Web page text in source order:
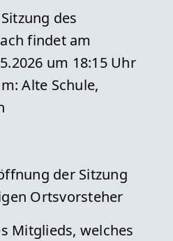
des
findet am
um 18:15 Uhr
Alte Schule,
der Sitzung
Ortsvorsteher
Mitglieds, welches